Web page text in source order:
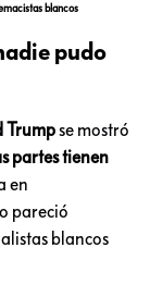
blancos
pudo
Trumpse mostró
partes tienen
en
pareció
blancos